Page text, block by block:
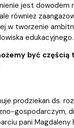
jest dowodem
również
w tworzenie
edukacyjnego.
być
prodziekan ds.
gospodarczym,
pani Magdaleny